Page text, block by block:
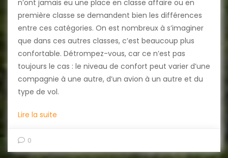
n’ont jamais eu une place en classe affaire ou en
première classe se demandent bien les différences
entre ces catégories. On est nombreux à s’imaginer
que dans ces autres classes, c’est beaucoup plus
confortable. Détrompez-vous, car ce n’est pas
toujours le cas : le niveau de confort peut varier d’une
compagnie à une autre, d’un avion à un autre et du
type de vol.
Lire la suite
0